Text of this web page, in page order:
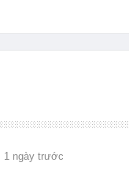
1 ngày trước